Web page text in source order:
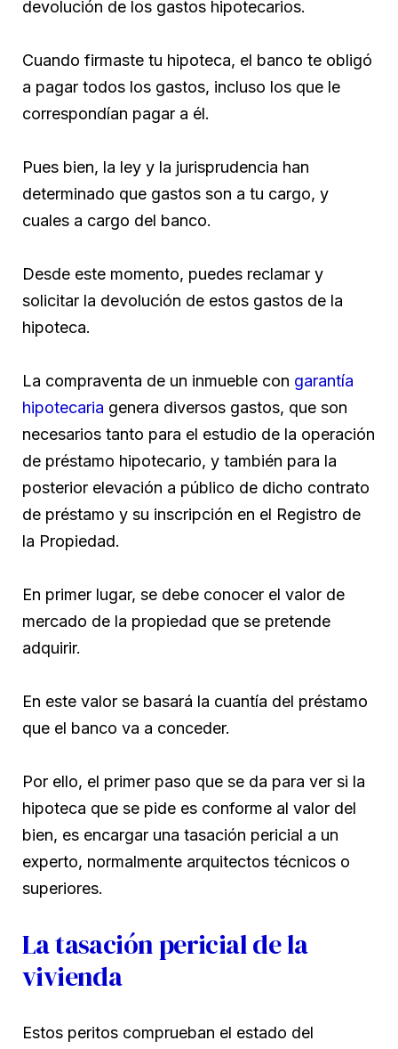
devolución de los gastos hipotecarios.
Cuando firmaste tu hipoteca, el banco te obligó
a pagar todos los gastos, incluso los que le
correspondían pagar a él.
Pues bien, la ley y la jurisprudencia han
determinado que gastos son a tu cargo, y
cuales a cargo del banco.
Desde este momento, puedes reclamar y
solicitar la devolución de estos gastos de la
hipoteca.
La compraventa de un inmueble con garantía
hipotecaria genera diversos gastos, que son
necesarios tanto para el estudio de la operación
de préstamo hipotecario, y también para la
posterior elevación a público de dicho contrato
de préstamo y su inscripción en el Registro de
la Propiedad.
En primer lugar, se debe conocer el valor de
mercado de la propiedad que se pretende
adquirir.
En este valor se basará la cuantía del préstamo
que el banco va a conceder.
Por ello, el primer paso que se da para ver si la
hipoteca que se pide es conforme al valor del
bien, es encargar una tasación pericial a un
experto, normalmente arquitectos técnicos o
superiores.
La tasación pericial de la
vivienda
Estos peritos comprueban el estado del